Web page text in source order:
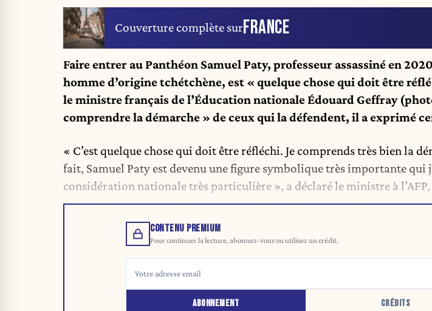
Couverture complète surFRANCE
Faire entrer au Panthéon Samuel Paty, professeur assassiné en
homme d’origine tchétchène, est « quelque chose qui doit être
le ministre français de l’Éducation nationale Édouard Geffray
comprendre la démarche » de ceux qui la défendent, il a exprimé
« C’est quelque chose qui doit être réfléchi. Je comprends très bien la
fait, Samuel Paty est devenu une figure symbolique très importante qui
considération nationale très particulière », a déclaré le ministre à l’AFP,
présentation de ses vœux aux enseignants dans un lycée parisien.
CONTENU PREMIUM
Pour continuer la lecture, abonnez-vous ou utilisez un crédit.
ABONNEMENT CRÉDITS